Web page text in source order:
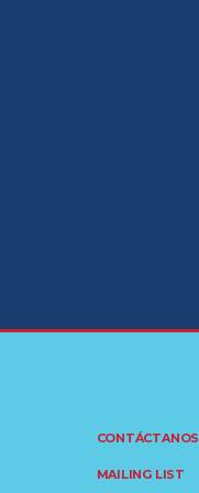
CONTÁCTANOS
MAILING LIST